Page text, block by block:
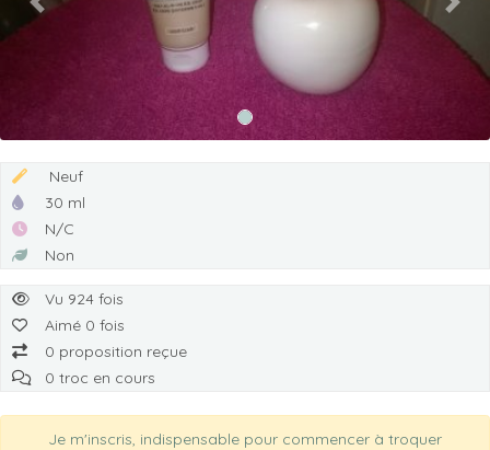
Previous Next
Neuf
30 ml
N/C
Non
Vu 924 fois
Aimé 0 fois
0 proposition reçue
0 troc en cours
Je m'inscris, indispensable pour commencer à troquer